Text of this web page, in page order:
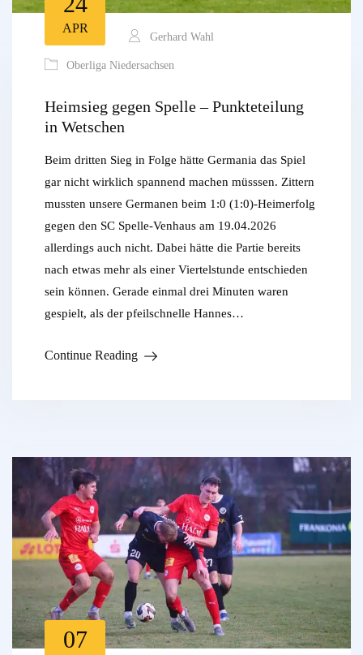
APR
Gerhard Wahl
Oberliga Niedersachsen
Heimsieg gegen Spelle – Punkteteilung
in Wetschen
Beim dritten Sieg in Folge hätte Germania das Spiel
gar nicht wirklich spannend machen müsssen. Zittern
mussten unsere Germanen beim 1:0 (1:0)-Heimerfolg
gegen den SC Spelle-Venhaus am 19.04.2026
allerdings auch nicht. Dabei hätte die Partie bereits
nach etwas mehr als einer Viertelstunde entschieden
sein können. Gerade einmal drei Minuten waren
gespielt, als der pfeilschnelle Hannes…
Continue Reading
07